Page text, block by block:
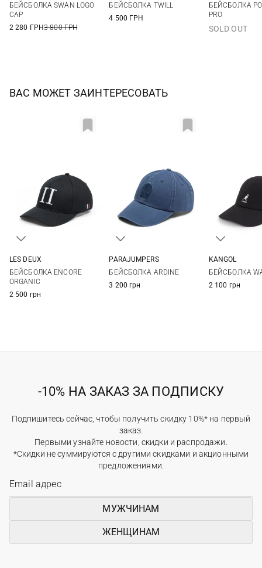
БЕЙСБОЛКА SWAN LOGO
CAP
2 280 ГРН3 800 ГРН
БЕЙСБОЛКА TWILL
4 500 ГРН
БЕЙСБОЛКА
PRO
SOLD OUT
ВАС МОЖЕТ ЗАИНТЕРЕСОВАТЬ
LES DEUX
БЕЙСБОЛКА ENCORE
ORGANIC
2 500 грн
PARAJUMPERS
БЕЙСБОЛКА ARDINE
3 200 грн
KANGOL
БЕЙСБОЛКА
2 100 грн
-10% НА ЗАКАЗ ЗА ПОДПИСКУ
Подпишитесь сейчас, чтобы получить скидку 10%* на первый
заказ.
Первыми узнайте новости, скидки и распродажи.
*Скидки не суммируются с другими скидками и акционными
предложениями.
МУЖЧИНАМ
ЖЕНЩИНАМ